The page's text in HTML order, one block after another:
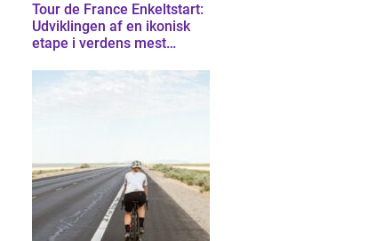
Tour de France Enkeltstart:
Udviklingen af en ikonisk
etape i verdens mest